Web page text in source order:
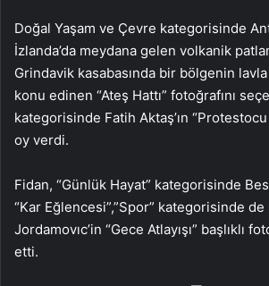
Doğal Yaşam ve Çevre kategorisinde
İzlanda’da meydana gelen volkanik
Grindavik kasabasında bir bölgenin lavla
konu edinen “Ateş Hattı” fotoğrafını
kategorisinde Fatih Aktaş’ın “Protestocu
oy verdi.
Fidan, “Günlük Hayat” kategorisinde
“Kar Eğlencesi”,”Spor” kategorisinde de
Jordamovıc’in “Gece Atlayışı” başlıklı
etti.